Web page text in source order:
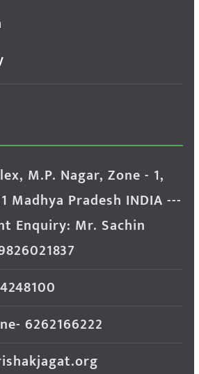
M.P. Nagar, Zone - 1,
Madhya Pradesh INDIA ---
Enquiry: Mr. Sachin
6262166222